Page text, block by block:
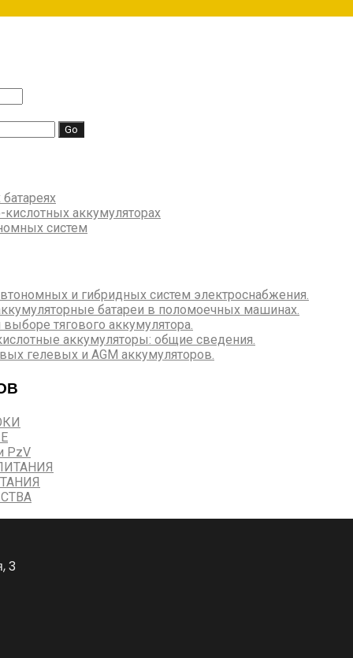
аккумуляторах
систем
и гибридных систем электроснабжения.
батареи в поломоечных машинах.
тягового аккумулятора.
аккумуляторы: общие сведения.
гелевых и AGM аккумуляторов.
PzV
3